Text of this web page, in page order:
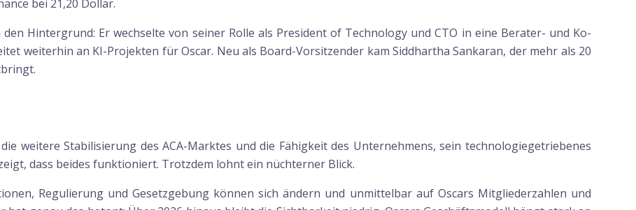
bei 21,20 Dollar.
Hintergrund: Er wechselte von seiner Rolle als President of Technology und CTO in eine Berater- und Ko-
weiterhin an KI-Projekten für Oscar. Neu als Board-Vorsitzender kam Siddhartha Sankaran, der mehr als 20
weitere Stabilisierung des ACA-Marktes und die Fähigkeit des Unternehmens, sein technologiegetriebenes
dass beides funktioniert. Trotzdem lohnt ein nüchterner Blick.
Regulierung und Gesetzgebung können sich ändern und unmittelbar auf Oscars Mitgliederzahlen und